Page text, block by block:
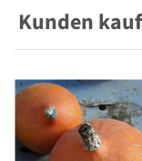
Kunden